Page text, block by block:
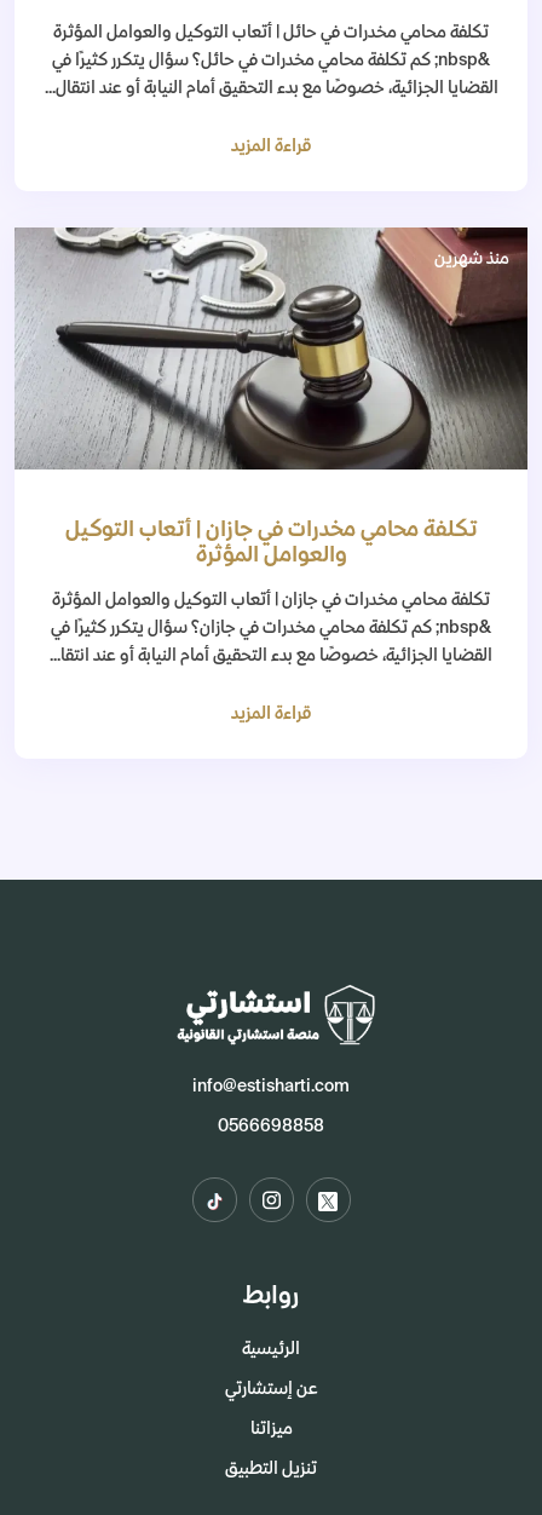
تكلفة محامي مخدرات في حائل | أتعاب التوكيل والعوامل المؤثرة
&nbsp; كم تكلفة محامي مخدرات في حائل؟ سؤال يتكرر كثيرًا في
القضايا الجزائية، خصوصًا مع بدء التحقيق أمام النيابة أو عند انتقال...
قراءة المزيد
منذ شهرين
تكلفة محامي مخدرات في جازان | أتعاب التوكيل
والعوامل المؤثرة
تكلفة محامي مخدرات في جازان | أتعاب التوكيل والعوامل المؤثرة
&nbsp; كم تكلفة محامي مخدرات في جازان؟ سؤال يتكرر كثيرًا في
القضايا الجزائية، خصوصًا مع بدء التحقيق أمام النيابة أو عند انتقا...
قراءة المزيد
info@estisharti.com
0566698858
روابط
الرئيسية
عن إستشارتي
ميزاتنا
تنزيل التطبيق